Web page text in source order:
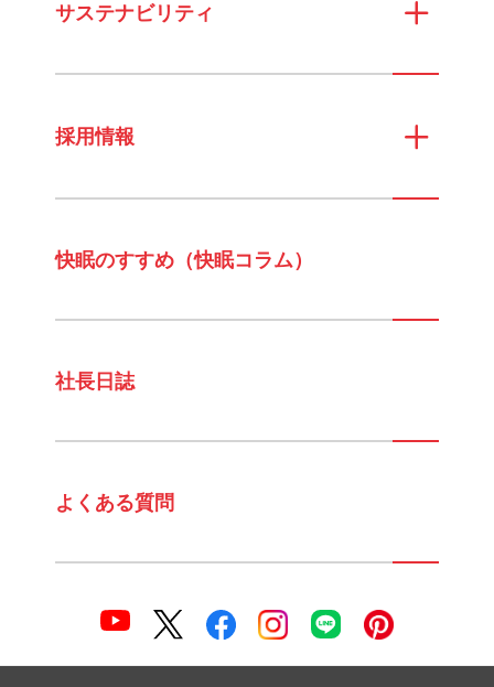
サステナビリティ
採用情報
快眠のすすめ（快眠コラム）
社長日誌
よくある質問